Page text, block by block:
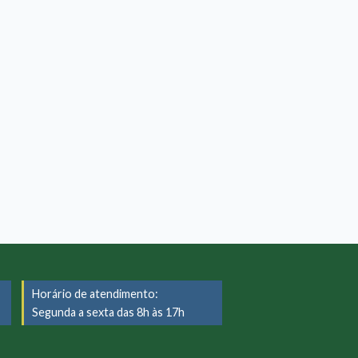
Horário de atendimento:
Segunda a sexta das 8h às 17h